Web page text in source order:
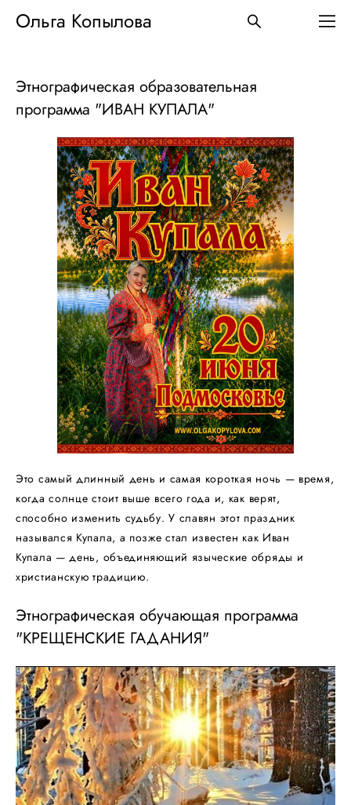
Ольга Копылова
Этнографическая образовательная
программа "ИВАН КУПАЛА"
Это самый длинный день и самая короткая ночь — время,
когда солнце стоит выше всего года и, как верят,
способно изменить судьбу. У славян этот праздник
назывался Купала, а позже стал известен как Иван
Купала — день, объединяющий языческие обряды и
христианскую традицию.
Этнографическая обучающая программа
"КРЕЩЕНСКИЕ ГАДАНИЯ"